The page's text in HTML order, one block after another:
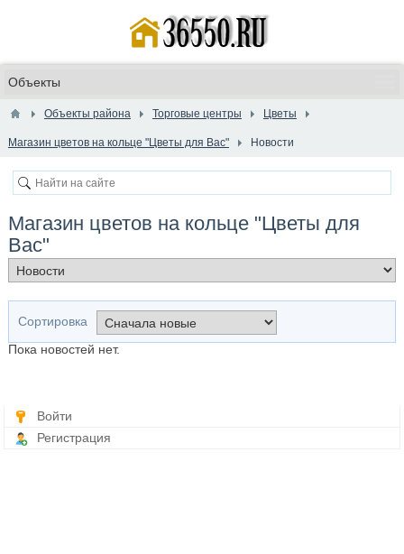
Объекты района Торговые центры Цветы
Магазин цветов на кольце "Цветы для Вас" Новости
Магазин цветов на кольце "Цветы для
Вас"
Сортировка
Пока новостей нет.
Войти
Регистрация